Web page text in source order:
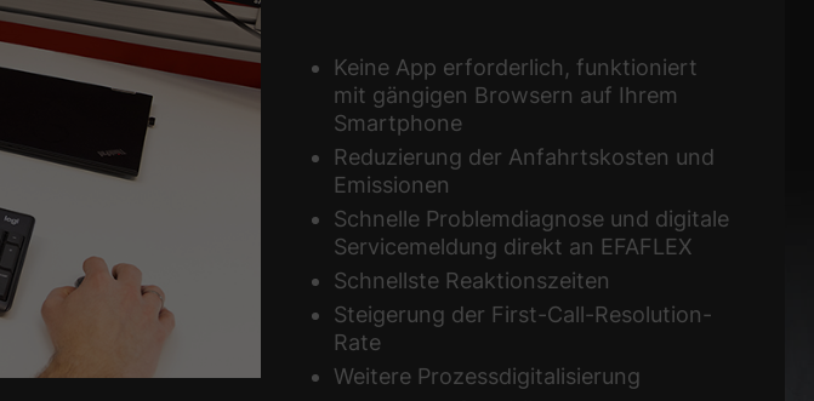
Keine App erforderlich, funktioniert
mit gängigen Browsern auf Ihrem
Smartphone
Reduzierung der Anfahrtskosten und
Emissionen
Schnelle Problemdiagnose und digitale
Servicemeldung direkt an EFAFLEX
Schnellste Reaktionszeiten
Steigerung der First-Call-Resolution-
Rate
Weitere Prozessdigitalisierung